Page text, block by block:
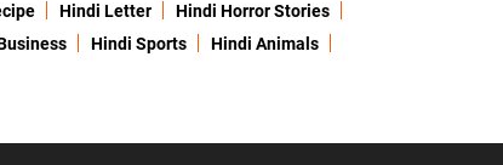
Hindi Letter
Hindi Horror Stories
Hindi Sports
Hindi Animals